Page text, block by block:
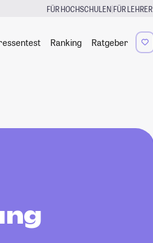
FÜR HOCHSCHULEN|FÜR LEHRER
Ranking Ratgeber